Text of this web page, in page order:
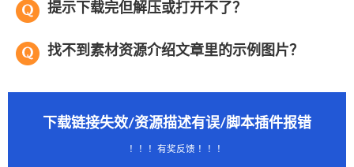
提示下载完但解压或打开不了？
找不到素材资源介绍文章里的示例图片？
下载链接失效/资源描述有误/脚本插件报错
！！！有奖反馈 ！！！